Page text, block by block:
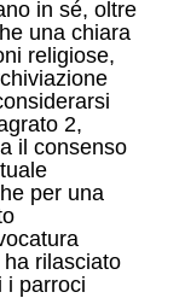
in sé, oltre
una chiara
religiose,
2,
il consenso
per una
rilasciato
i parroci